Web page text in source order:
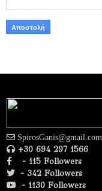
SpirosGanis@gmail.com
+30 694 297 1566
- 115 Followers
- 342 Followers
- 1130 Followers